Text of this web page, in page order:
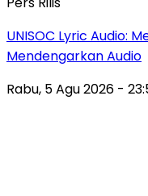
UNISOC Lyric Audio:
Mendengarkan Audio
Rabu, 5 Agu 2026 -